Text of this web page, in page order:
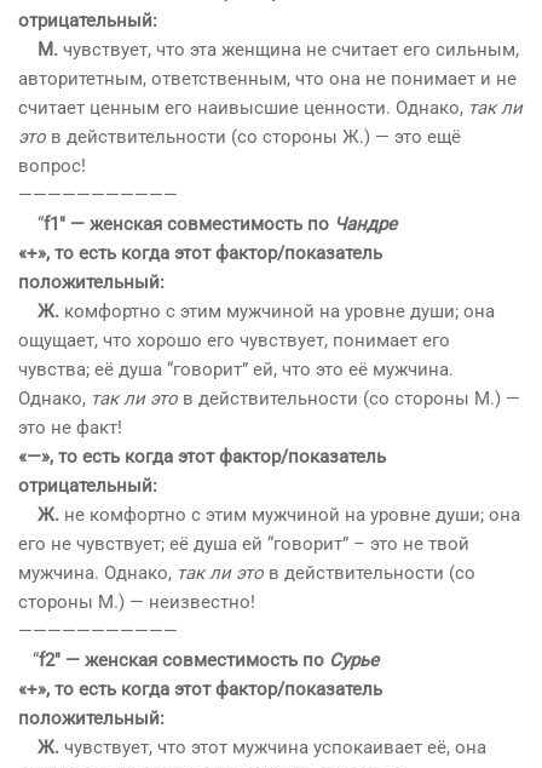
отрицательный:
М. чувствует, что эта женщина не считает его сильным,
авторитетным, ответственным, что она не понимает и не
считает ценным его наивысшие ценности. Однако, так ли
это в действительности (со стороны Ж.) — это ещё
вопрос!
———————————
“f1″ — женская совместимость по Чандре
«+», то есть когда этот фактор/показатель
положительный:
Ж. комфортно с этим мужчиной на уровне души; она
ощущает, что хорошо его чувствует, понимает его
чувства; её душа “говорит” ей, что это её мужчина.
Однако, так ли это в действительности (со стороны М.) —
это не факт!
«—», то есть когда этот фактор/показатель
отрицательный:
Ж. не комфортно с этим мужчиной на уровне души; она
его не чувствует; её душа ей “говорит” – это не твой
мужчина. Однако, так ли это в действительности (со
стороны М.) — неизвестно!
———————————
“f2″ — женская совместимость по Сурье
«+», то есть когда этот фактор/показатель
положительный:
Ж. чувствует, что этот мужчина успокаивает её, она